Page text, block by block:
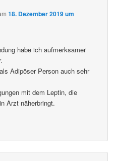
18. Dezember 2019 um
habe ich aufmerksamer
Adipöser Person auch sehr
mit dem Leptin, die
Arzt näherbringt.